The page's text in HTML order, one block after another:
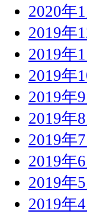
2020年1
2019年
2019年
2019年
2019年9
2019年8
2019年7
2019年6
2019年5
2019年4